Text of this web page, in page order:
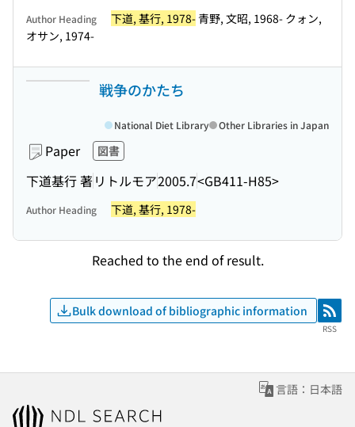
Author Heading 下道, 基行, 1978-青野, 文昭, 1968- クォン,
オサン, 1974-
戦争のかたち
Paper 図書
下道基行 著リトルモア2005.7<GB411-H85>
National Diet Library Other Libraries in Japan
Author Heading 下道, 基行, 1978-
Reached to the end of result.
Bulk download of bibliographic information RSS
RSS
言語：日本語